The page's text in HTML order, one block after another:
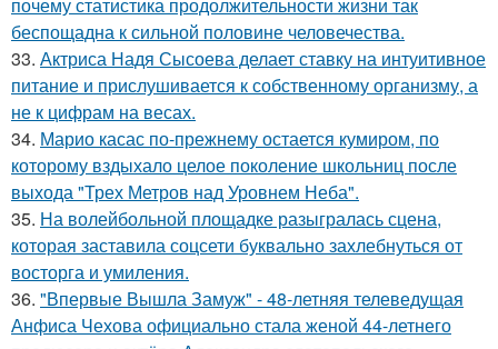
беспощадна к сильной половине человечества.
33. Актриса Надя Сысоева делает ставку на интуитивное
питание и прислушивается к собственному организму, а
не к цифрам на весах.
34. Марио касас по-прежнему остается кумиром, по
которому вздыхало целое поколение школьниц после
выхода "Трех Метров над Уровнем Неба".
35. На волейбольной площадке разыгралась сцена,
которая заставила соцсети буквально захлебнуться от
восторга и умиления.
36. "Впервые Вышла Замуж" - 48-летняя телеведущая
Анфиса Чехова официально стала женой 44-летнего